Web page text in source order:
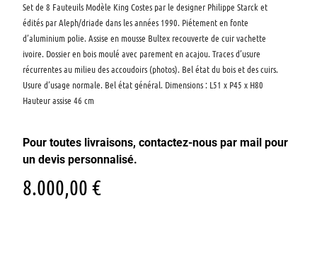
Set de 8 Fauteuils Modèle King Costes par le designer Philippe Starck et
édités par Aleph/driade dans les années 1990. Piétement en fonte
d’aluminium polie. Assise en mousse Bultex recouverte de cuir vachette
ivoire. Dossier en bois moulé avec parement en acajou. Traces d’usure
récurrentes au milieu des accoudoirs (photos). Bel état du bois et des cuirs.
Usure d’usage normale. Bel état général. Dimensions : L51 x P45 x H80
Hauteur assise 46 cm
Pour toutes livraisons, contactez-nous par mail pour
un devis personnalisé.
8.000,00€